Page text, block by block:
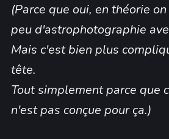
(Parce que oui, en théorie
peu d'astrophotographie
Mais c'est bien plus
tête.
Tout simplement parce que
n'est pas conçue pour ça.)